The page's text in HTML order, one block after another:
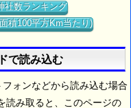
社数ランキング
積100平方Km当たり)
で読み込む
ォンなどから読み込む場合
読み取ると、このページの